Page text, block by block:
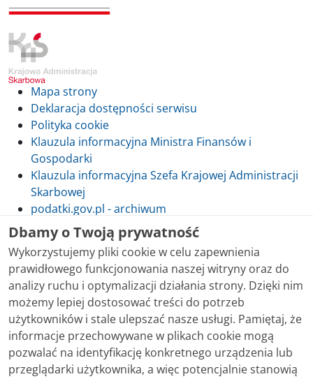
Mapa strony
Deklaracja dostępności serwisu
Polityka cookie
Klauzula informacyjna Ministra Finansów i
Gospodarki
Klauzula informacyjna Szefa Krajowej Administracji
Skarbowej
podatki.gov.pl - archiwum
Skontaktuj się z nami
Treści zamieszczone w serwisie udostępniamy
bezpłatnie. Korzystanie z treści opublikowanych w
serwisie podatki.gov.pl, niezależnie od celu i sposobu
korzystania, nie wymaga zgody Ministerstwa Finansów.
Dbamy o Twoją prywatność
Wykorzystujemy pliki cookie w celu zapewnienia
prawidłowego funkcjonowania naszej witryny oraz do
analizy ruchu i optymalizacji działania strony. Dzięki nim
możemy lepiej dostosować treści do potrzeb
użytkowników i stale ulepszać nasze usługi. Pamiętaj, że
informacje przechowywane w plikach cookie mogą
pozwalać na identyfikację konkretnego urządzenia lub
przeglądarki użytkownika, a więc potencjalnie stanowią